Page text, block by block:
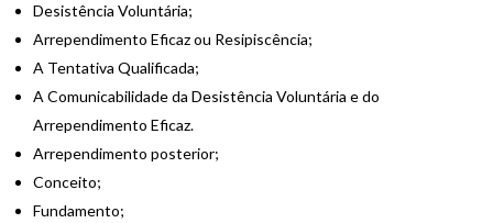
Desistência Voluntária;
Arrependimento Eficaz ou Resipiscência;
A Tentativa Qualificada;
A Comunicabilidade da Desistência Voluntária e do
Arrependimento Eficaz.
Arrependimento posterior;
Conceito;
Fundamento;